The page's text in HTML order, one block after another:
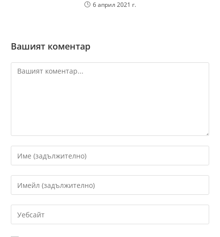
6 април 2021 г.
Вашият коментар